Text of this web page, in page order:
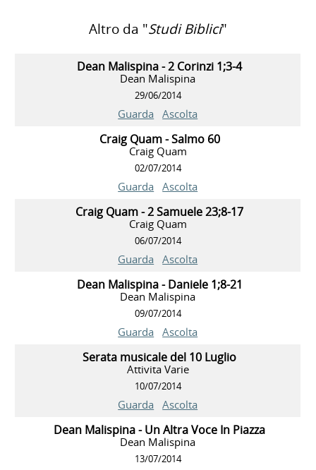
Altro da "Studi Biblici"
Dean Malispina - 2 Corinzi 1;3-4
Dean Malispina
29/06/2014
Guarda Ascolta
Craig Quam - Salmo 60
Craig Quam
02/07/2014
Guarda Ascolta
Craig Quam - 2 Samuele 23;8-17
Craig Quam
06/07/2014
Guarda Ascolta
Dean Malispina - Daniele 1;8-21
Dean Malispina
09/07/2014
Guarda Ascolta
Serata musicale del 10 Luglio
Attivita Varie
10/07/2014
Guarda Ascolta
Dean Malispina - Un Altra Voce In Piazza
Dean Malispina
13/07/2014